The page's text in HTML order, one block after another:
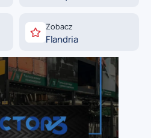
Zobacz
Flandria